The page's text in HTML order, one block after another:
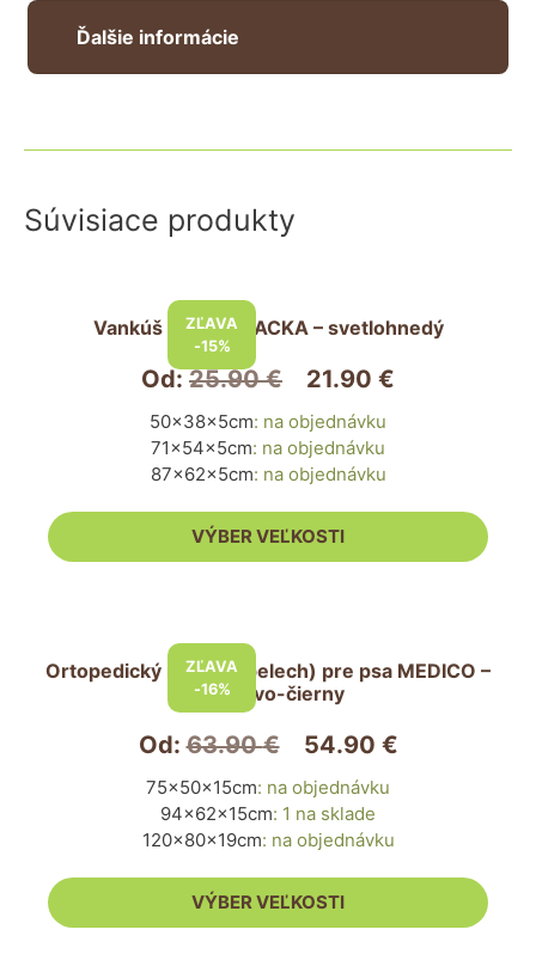
Ďalšie informácie
Súvisiace produkty
ZĽAVA
-15%
Vankúš pre psa PACKA – svetlohnedý
Od:25.90€ 21.90 €
50x38x5cm: na objednávku
71x54x5cm: na objednávku
87x62x5cm: na objednávku
VÝBER VEĽKOSTI
vybrať
stránke
ZĽAVA
-16%
Ortopedický matrac (pelech) pre psa MEDICO –
grafitovo-čierny
Od:63.90€ 54.90 €
75x50x15cm: na objednávku
94x62x15cm: 1 na sklade
120x80x19cm: na objednávku
VÝBER VEĽKOSTI
má
stránke